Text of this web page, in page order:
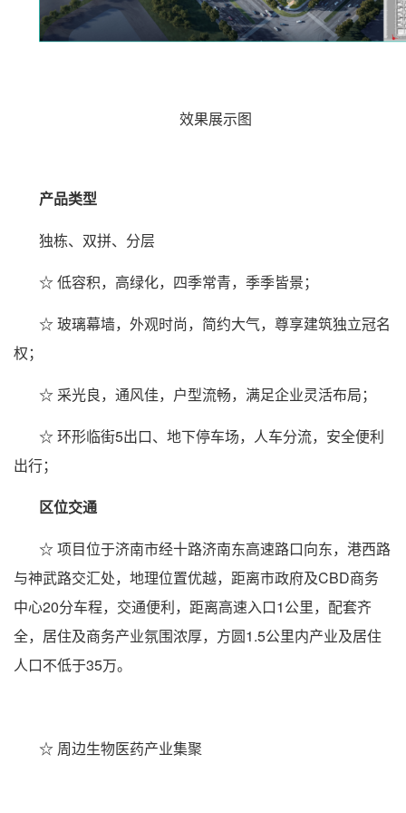
效果展示图
产品类型
独栋、双拼、分层
☆ 低容积，高绿化，四季常青，季季皆景；
☆ 玻璃幕墙，外观时尚，简约大气，尊享建筑独立冠名
权；
☆ 采光良，通风佳，户型流畅，满足企业灵活布局；
☆ 环形临街5出口、地下停车场，人车分流，安全便利
出行；
区位交通
☆ 项目位于济南市经十路济南东高速路口向东，港西路
与神武路交汇处，地理位置优越，距离市政府及CBD商务
中心20分车程，交通便利，距离高速入口1公里，配套齐
全，居住及商务产业氛围浓厚，方圆1.5公里内产业及居住
人口不低于35万。
☆ 周边生物医药产业集聚